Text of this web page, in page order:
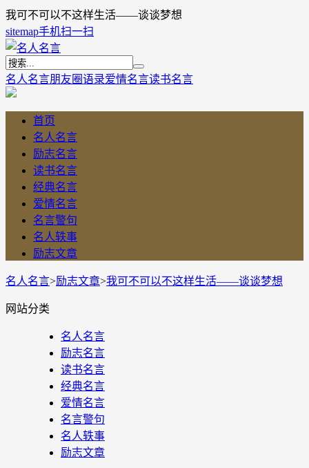
我可不可以不这样生活――谈谈梦想
sitemap手机扫一扫
名人名言朋友圈语录爱情名言读书名言
首页
名人名言
励志名言
读书名言
经典名言
爱情名言
名言警句
名人轶事
励志文章
名人名言>励志文章>我可不可以不这样生活――谈谈梦想
网站分类
名人名言
励志名言
读书名言
经典名言
爱情名言
名言警句
名人轶事
励志文章